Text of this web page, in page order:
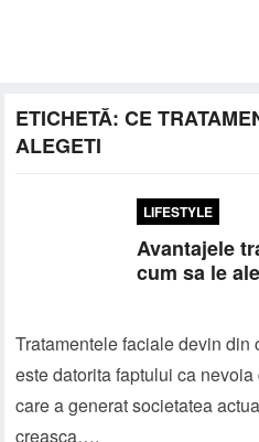
ETICHETĂ:CE
ALEGETI
LIFESTYLE
Avantajele
cum sa le
Tratamentele faciale devin din
este datorita faptului ca
care a generat societatea
creasca….